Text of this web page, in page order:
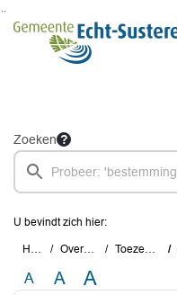
Ga naar de inhoud van deze pagina
Ga naar het zoeken
Ga naar het menu
Zoeken
U bevindt zich hier:
Home Overzichten Toezeggingen
A A A